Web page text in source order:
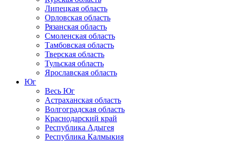
Липецкая область
Орловская область
Рязанская область
Смоленская область
Тамбовская область
Тверская область
Тульская область
Ярославская область
Юг
Весь Юг
Астраханская область
Волгоградская область
Краснодарский край
Республика Адыгея
Республика Калмыкия